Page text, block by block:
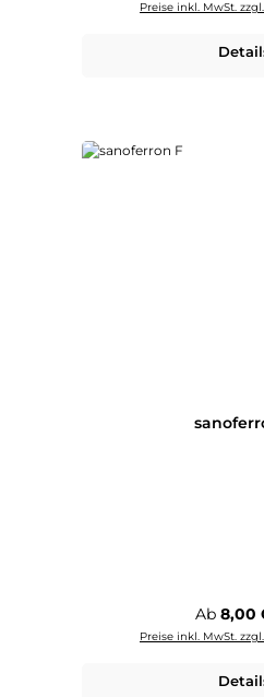
Preise inkl. MwSt.
Ab 8,00
Preise inkl. MwSt.